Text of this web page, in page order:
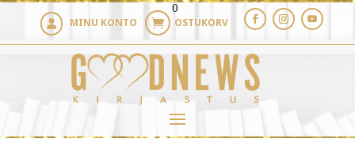
 MINU KONTO 
0
OSTUKORV